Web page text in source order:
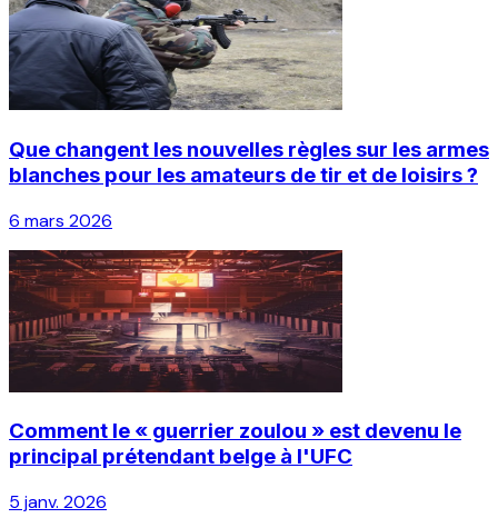
Que changent les nouvelles règles sur les armes
blanches pour les amateurs de tir et de loisirs ?
6 mars 2026
Comment le « guerrier zoulou » est devenu le
principal prétendant belge à l'UFC
5 janv. 2026